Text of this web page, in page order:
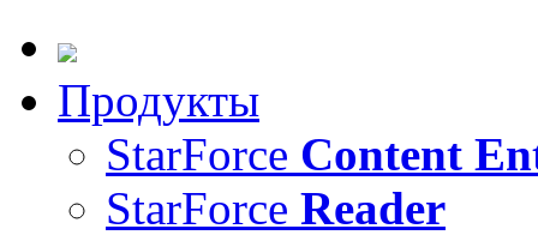
Продукты
StarForce Content
StarForce Reader